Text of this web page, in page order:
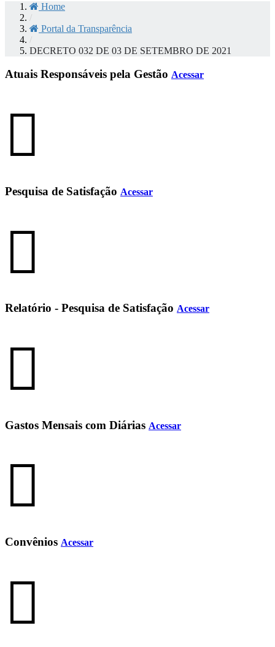
Home
/
Portal da Transparência
/
DECRETO 032 DE 03 DE SETEMBRO DE 2021
Atuais Responsáveis pela Gestão Acessar
Pesquisa de Satisfação Acessar
Relatório - Pesquisa de Satisfação Acessar
Gastos Mensais com Diárias Acessar
Convênios Acessar